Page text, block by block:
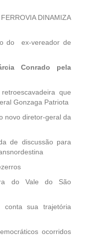
DINAMIZA
do ex-vereador de
Conrado pela
que
Gonzaga Patriota
novo diretor-geral da
de discussão para
do Vale do São
conta sua trajetória
ocorridos